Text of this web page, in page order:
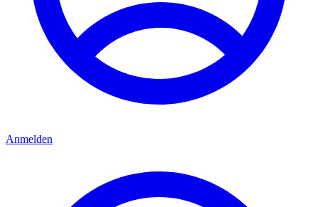
Anmelden